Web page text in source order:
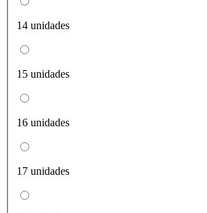
14 unidades
15 unidades
16 unidades
17 unidades